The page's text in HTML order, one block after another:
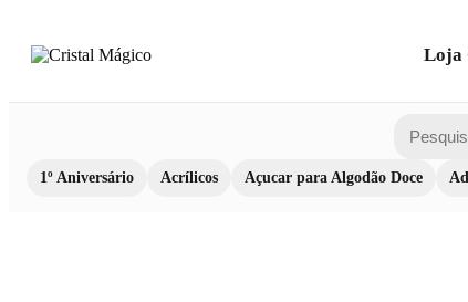
Loja
1º Aniversário Acrílicos Açucar para Algodão Doce